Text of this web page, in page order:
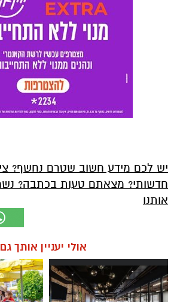
יש לכם מידע חשוב שטרם נחשף?
חדשותי? מצאתם טעות בכתבה?
אותנו
אולי יעניין אותך גם